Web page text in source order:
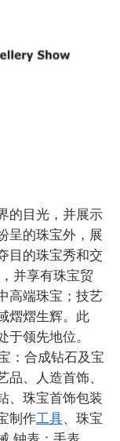
的目光，并展示
呈的珠宝外，展
目的珠宝秀和交
并享有珠宝贸
高端珠宝；技艺
熠熠生辉。此
领先地位。
：合成钻石及宝
、人造首饰、
、珠宝首饰包装
制作工具、珠宝